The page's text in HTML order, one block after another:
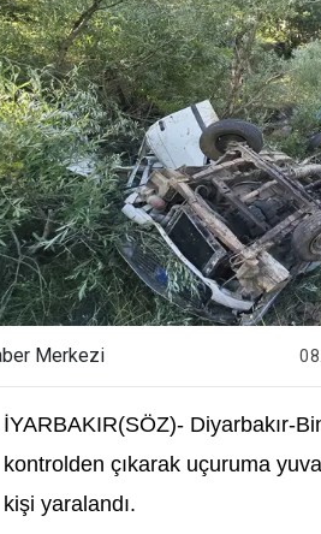
Merkezi
İYARBAKIR(SÖZ)- Diyarbakır-
kontrolden çıkarak uçuruma
kişi yaralandı.